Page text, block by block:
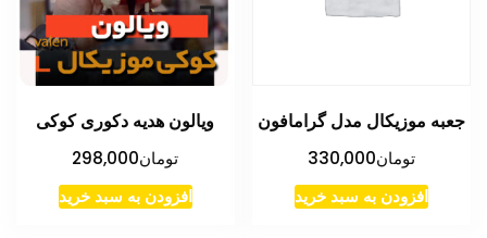
جعبه موزیکال مدل گرامافون
تومان330,000
افزودن به سبد خرید
ویالون هدیه دکوری کوکی
تومان298,000
افزودن به سبد خرید